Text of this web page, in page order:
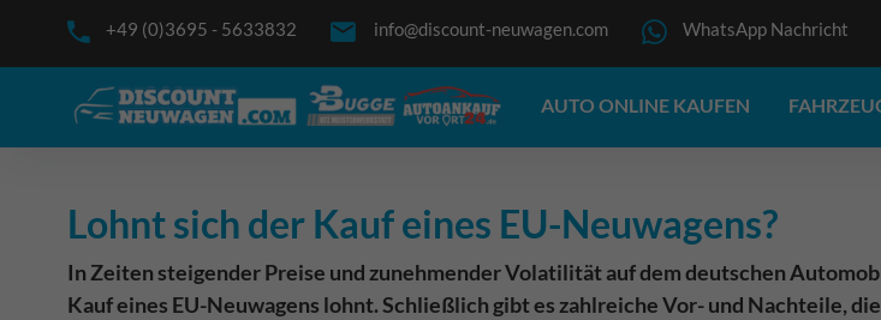
+49 (0)3695 - 5633832 info@discount-neuwagen.com WhatsApp Nachricht
AUTO ONLINE KAUFEN
Lohnt sich der Kauf eines EU-Neuwagens?
In Zeiten steigender Preise und zunehmender Volatilität auf dem deutschen
Kauf eines EU-Neuwagens lohnt. Schließlich gibt es zahlreiche Vor- und Nachteile,